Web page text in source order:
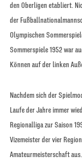
den Oberligen etabliert.
der
Olympischen
Sommerspiele 1952 war
Können auf der linken
Nachdem sich der
Laufe der Jahre immer
Regionalliga zur Saison
Vizemeister der vier
Amateurmeisterschaft